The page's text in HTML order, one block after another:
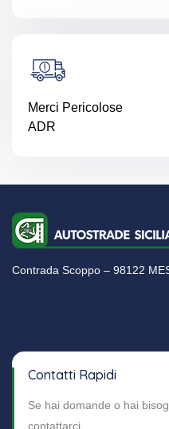
Merci Pericolose
ADR
Contrada Scoppo – 98122
Contatti Rapidi
Se hai domande o hai
contattarci.